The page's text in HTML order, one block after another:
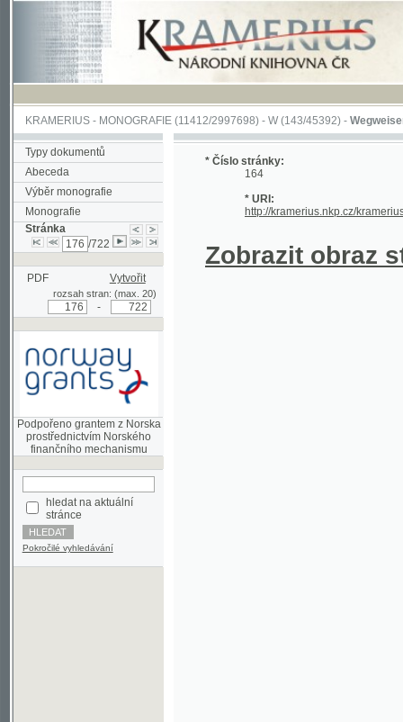
KRAMERIUS-MONOGRAFIE(11412/2997698) -W (143/45392)-Wegweiser durch
Typy dokumentů
Abeceda
Výběr monografie
Monografie
Stránka
/722
PDF Vytvořit
rozsah stran: (max. 20)
Podpořeno grantem z Norska
prostřednictvím Norského
hledat na aktuální
stránce
Pokročilé vyhledávání
* Číslo stránky:
164
* URI:
http://kramerius.nkp.cz/kramerius/